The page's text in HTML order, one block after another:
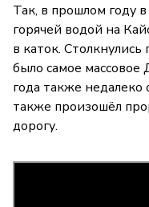
Так, в прошлом году
горячей водой на
в каток.
было самое
года также
также произошёл
дорогу.